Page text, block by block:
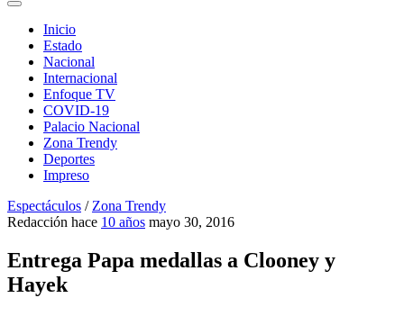
Inicio
Estado
Nacional
Internacional
Enfoque TV
COVID-19
Palacio Nacional
Zona Trendy
Deportes
Impreso
Espectáculos /Zona Trendy
Redacción hace 10 años mayo 30, 2016
Entrega Papa medallas a Clooney y
Hayek